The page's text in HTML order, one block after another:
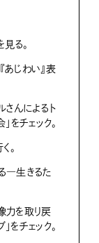
る。
じわい』表
さんによるト
をチェック。
。
る―生きるた
を取り戻
をチェック。